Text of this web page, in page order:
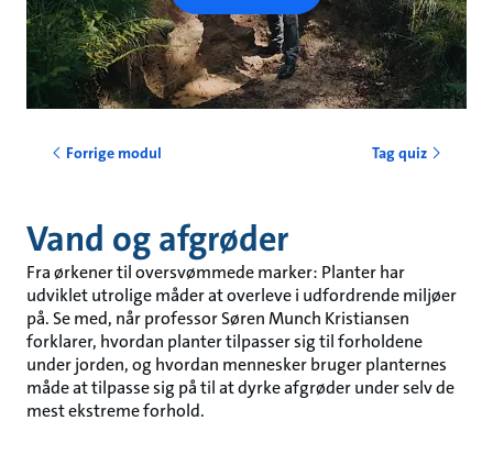
Forrige modul Tag quiz
Vand og afgrøder
Fra ørkener til oversvømmede marker: Planter har
udviklet utrolige måder at overleve i udfordrende miljøer
på. Se med, når professor Søren Munch Kristiansen
forklarer, hvordan planter tilpasser sig til forholdene
under jorden, og hvordan mennesker bruger planternes
måde at tilpasse sig på til at dyrke afgrøder under selv de
mest ekstreme forhold.